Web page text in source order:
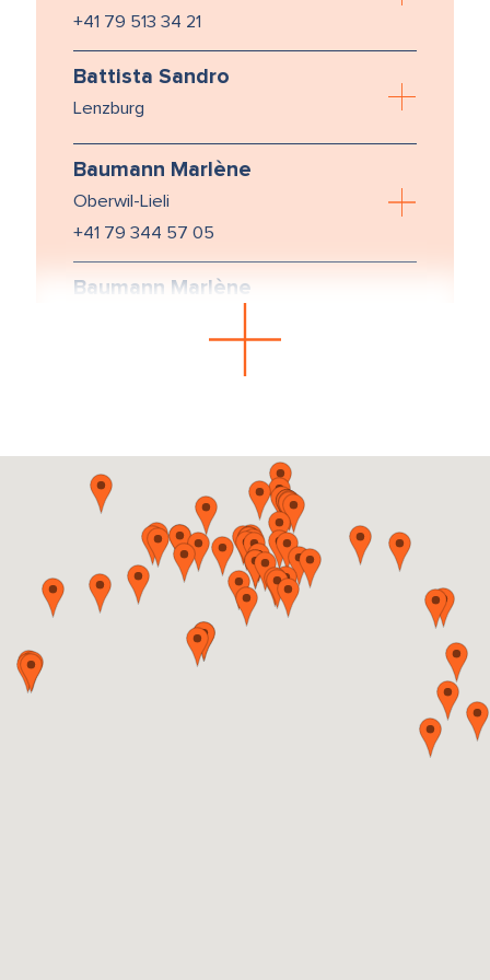
+41 79 513 34 21
Battista Sandro
Lenzburg
Baumann Marlène
Oberwil-Lieli
+41 79 344 57 05
Baumann Marlène
+41 43 488 64 22
Bivetti Keiser Claudia
Langenthal
+41 62 923 80 96
Blülle Claudia